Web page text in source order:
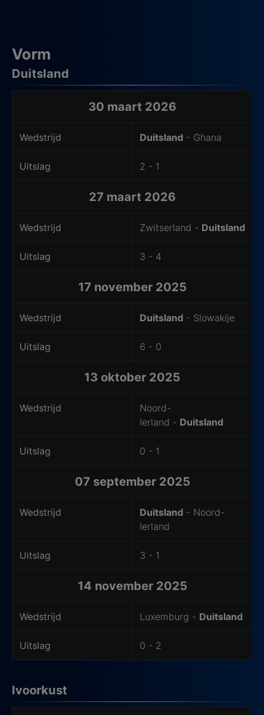
Vorm
Duitsland
30 maart 2026
Wedstrijd Duitsland - Ghana
Uitslag 2 - 1
27 maart 2026
Wedstrijd Zwitserland - Duitsland
Uitslag 3 - 4
17 november 2025
Wedstrijd Duitsland - Slowakije
Uitslag 6 - 0
13 oktober 2025
Wedstrijd
Noord-
Ierland - Duitsland
Uitslag 0 - 1
07 september 2025
Wedstrijd Duitsland - Noord-
Ierland
Uitslag 3 - 1
14 november 2025
Wedstrijd Luxemburg - Duitsland
Uitslag 0 - 2
Ivoorkust